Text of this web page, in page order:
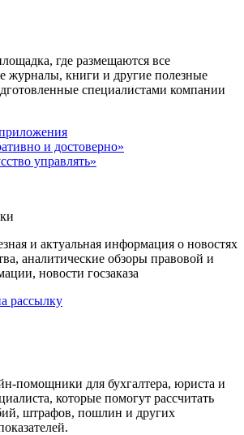
где размещаются все
журналы, книги и другие полезные
специалистами компании
и достоверно»
управлять»
и актуальная информация о новостях
аналитические обзоры правовой и
новости госзаказа
рассылку
помощники для бухгалтера, юриста и
которые помогут рассчитать
штрафов, пошлин и других